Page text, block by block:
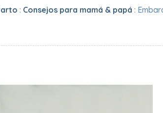
: Consejos para mamá & papá :